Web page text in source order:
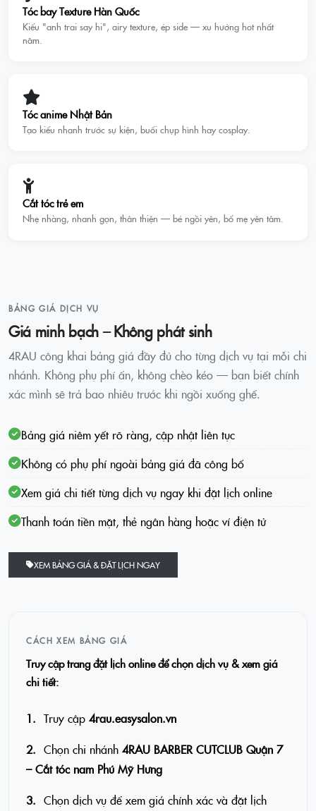
Tóc bay Texture Hàn Quốc
Kiểu "anh trai say hi", airy texture, ép side — xu hướng hot nhất
năm.
Tóc anime Nhật Bản
Tạo kiểu nhanh trước sự kiện, buổi chụp hình hay cosplay.
Cắt tóc trẻ em
Nhẹ nhàng, nhanh gọn, thân thiện — bé ngồi yên, bố mẹ yên tâm.
BẢNG GIÁ DỊCH VỤ
Giá minh bạch – Không phát sinh
4RAU công khai bảng giá đầy đủ cho từng dịch vụ tại mỗi chi
nhánh. Không phụ phí ẩn, không chèo kéo — bạn biết chính
xác mình sẽ trả bao nhiêu trước khi ngồi xuống ghế.
Bảng giá niêm yết rõ ràng, cập nhật liên tục
Không có phụ phí ngoài bảng giá đã công bố
Xem giá chi tiết từng dịch vụ ngay khi đặt lịch online
Thanh toán tiền mặt, thẻ ngân hàng hoặc ví điện tử
XEM BẢNG GIÁ & ĐẶT LỊCH NGAY
CÁCH XEM BẢNG GIÁ
Truy cập trang đặt lịch online để chọn dịch vụ & xem giá
chi tiết:
Truy cập4rau.easysalon.vn
Chọn chi nhánh4RAU BARBER CUTCLUB Quận 7
– Cắt tóc nam Phú Mỹ Hưng
Chọn dịch vụ để xem giá chính xác và đặt lịch